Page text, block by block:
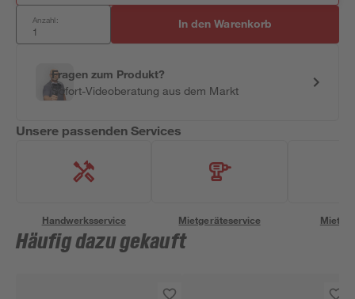
Anzahl: In den Warenkorb
Fragen zum Produkt?
Sofort-Videoberatung aus dem Markt
Unsere passenden Services
Handwerksservice Mietgeräteservice
Häufig dazu gekauft